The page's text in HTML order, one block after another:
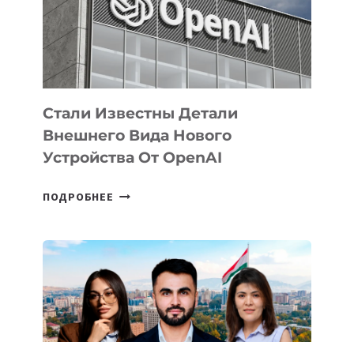
РАЗВИТИЮ
ЭКОСИСТЕМЫ
ИСКУССТВЕННОГО
ИНТЕЛЛЕКТА
Стали Известны Детали
Внешнего Вида Нового
Устройства От OpenAI
ПОДРОБНЕЕ СТАЛИ
ВНЕШНЕГО
ВИДА
НОВОГО
УСТРОЙСТВА
ОТ